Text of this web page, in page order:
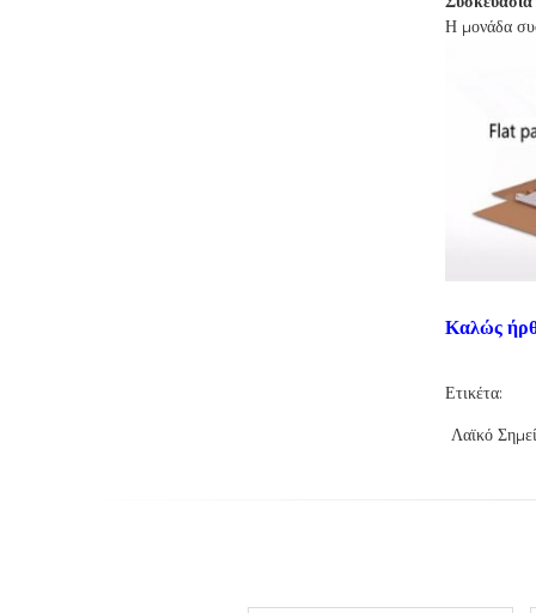
Η μονάδα
Καλώς
Ετικέτα:
Λαϊκό